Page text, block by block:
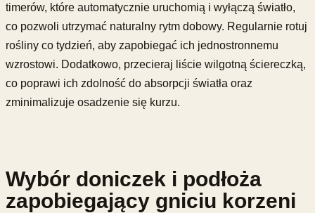
timerów, które automatycznie uruchomią i wyłączą światło,
co pozwoli utrzymać naturalny rytm dobowy. Regularnie rotuj
rośliny co tydzień, aby zapobiegać ich jednostronnemu
wzrostowi. Dodatkowo, przecieraj liście wilgotną ściereczką,
co poprawi ich zdolność do absorpcji światła oraz
zminimalizuje osadzenie się kurzu.
Wybór doniczek i podłoża
zapobiegający gniciu korzeni